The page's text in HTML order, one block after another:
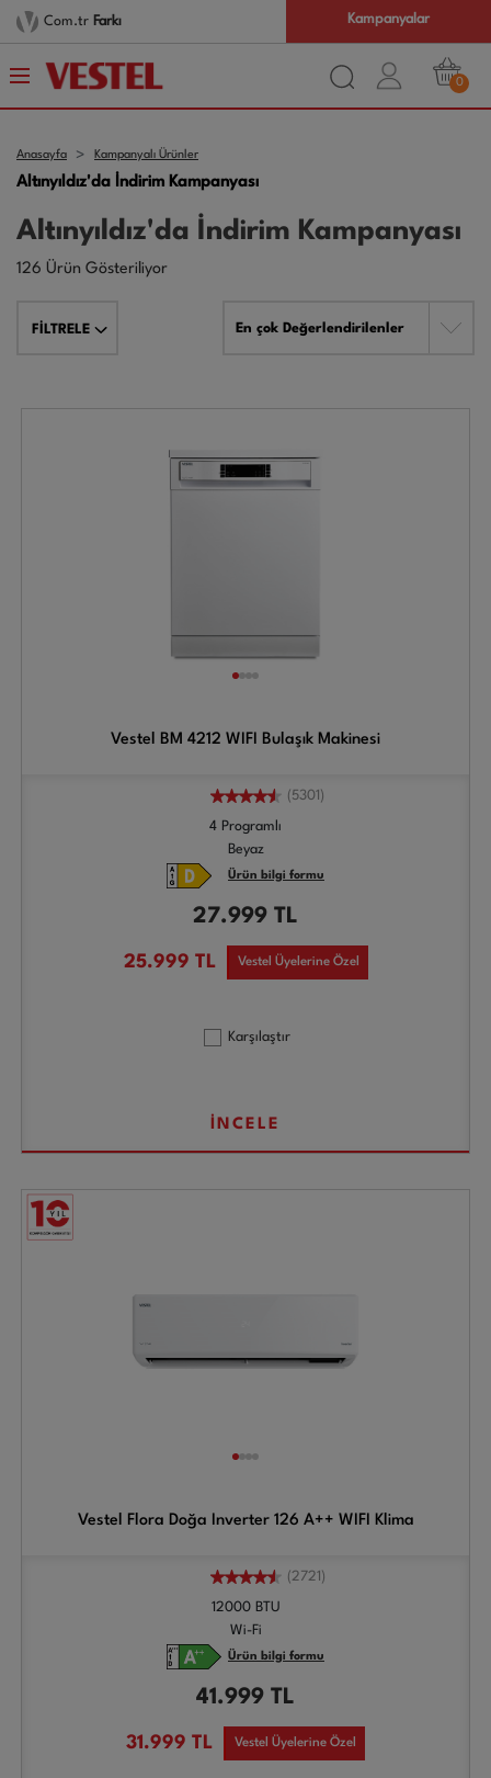
Com.tr Farkı Kampanyalar
0
Anasayfa Kampanyalı Ürünler
Altınyıldız'da İndirim Kampanyası
Altınyıldız'da İndirim Kampanyası
126 Ürün Gösteriliyor
FİLTRELE En çok Değerlendirilenler
Vestel BM 4212 WIFI Bulaşık Makinesi
(5301)
4 Programlı
Beyaz
Ürün bilgi formu
27.999 TL
25.999 TL Vestel Üyelerine Özel
Karşılaştır
İNCELE
Vestel Flora Doğa Inverter 126 A++ WIFI Klima
(2721)
12000 BTU
Wi-Fi
Ürün bilgi formu
41.999 TL
31.999 TL Vestel Üyelerine Özel